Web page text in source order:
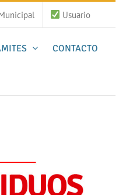
Usuario
CONTACTO